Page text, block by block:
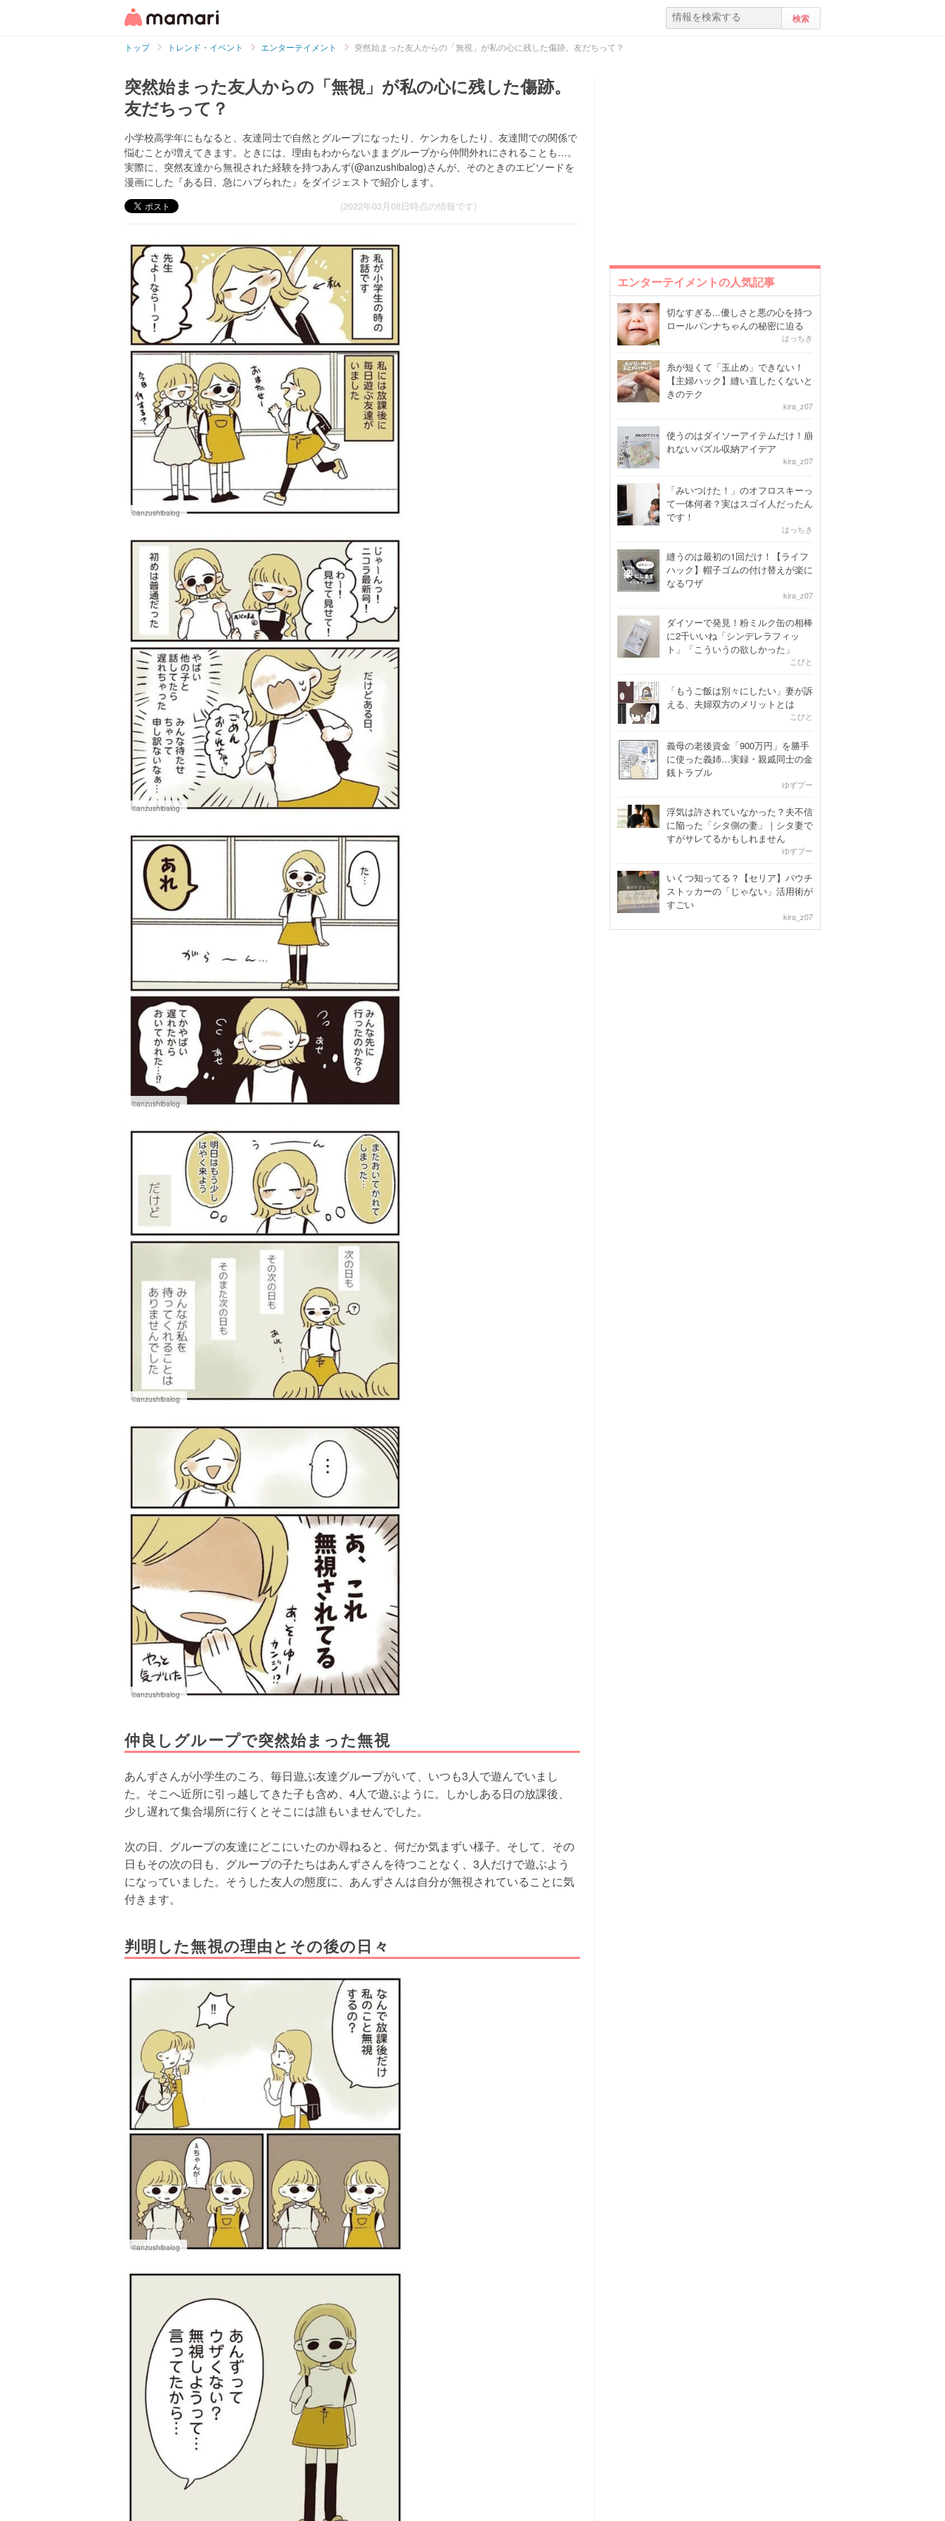
トップ トレンド・イベント エンターテイメント 突然始まった友人からの「無視」が私の心に残した傷跡。友だちって？
突然始まった友人からの「無視」が私の心に残した傷跡。
友だちって？
小学校高学年にもなると、友達同士で自然とグループになったり、ケンカをしたり、友達間での関係で
悩むことが増えてきます。ときには、理由もわからないままグループから仲間外れにされることも…。
実際に、突然友達から無視された経験を持つあんず(@anzushibalog)さんが、そのときのエピソードを
漫画にした『ある日、急にハブられた』をダイジェストで紹介します。
(2022年03月08日時点の情報です)
©anzushibalog
©anzushibalog
©anzushibalog
©anzushibalog
©anzushibalog
仲良しグループで突然始まった無視
あんずさんが小学生のころ、毎日遊ぶ友達グループがいて、いつも3人で遊んでいまし
た。そこへ近所に引っ越してきた子も含め、4人で遊ぶように。しかしある日の放課後、
少し遅れて集合場所に行くとそこには誰もいませんでした。
次の日、グループの友達にどこにいたのか尋ねると、何だか気まずい様子。そして、その
日もその次の日も、グループの子たちはあんずさんを待つことなく、3人だけで遊ぶよう
になっていました。そうした友人の態度に、あんずさんは自分が無視されていることに気
付きます。
判明した無視の理由とその後の日々
©anzushibalog
エンターテイメントの人気記事
切なすぎる...優しさと悪の心を持つ
ロールパンナちゃんの秘密に迫る
はっちき
糸が短くて「玉止め」できない！
【主婦ハック】縫い直したくないと
きのテク
kira_z07
使うのはダイソーアイテムだけ！崩
れないパズル収納アイデア
kira_z07
「みいつけた！」のオフロスキーっ
て一体何者？実はスゴイ人だったん
です！
はっちき
縫うのは最初の1回だけ！【ライフ
ハック】帽子ゴムの付け替えが楽に
なるワザ
kira_z07
ダイソーで発見！粉ミルク缶の相棒
に2千いいね「シンデレラフィッ
ト」「こういうの欲しかった」
こびと
「もうご飯は別々にしたい」妻が訴
える、夫婦双方のメリットとは
こびと
義母の老後資金「900万円」を勝手
に使った義姉…実録・親戚同士の金
銭トラブル
ゆずプー
浮気は許されていなかった？夫不信
に陥った「シタ側の妻」｜シタ妻で
すがサレてるかもしれません
ゆずプー
いくつ知ってる？【セリア】パウチ
ストッカーの「じゃない」活用術が
すごい
kira_z07